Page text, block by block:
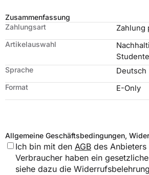
Zusammenfassung
Zahlungsart
Zahlung
Artikelauswahl
Sprache Deutsch
Format E-Only
Allgemeine Geschäftsbedingungen,
Ich bin mit den AGB des
Verbraucher haben ein
siehe dazu die